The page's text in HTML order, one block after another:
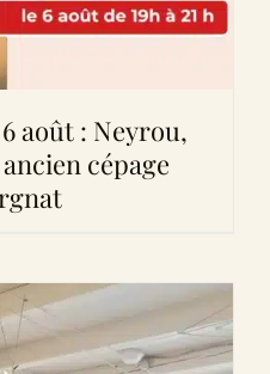
août : Neyrou,
cépage